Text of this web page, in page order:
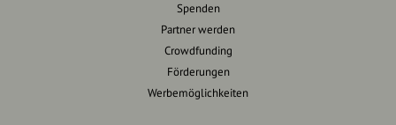
Spenden
Partner werden
Crowdfunding
Förderungen
Werbemöglichkeiten